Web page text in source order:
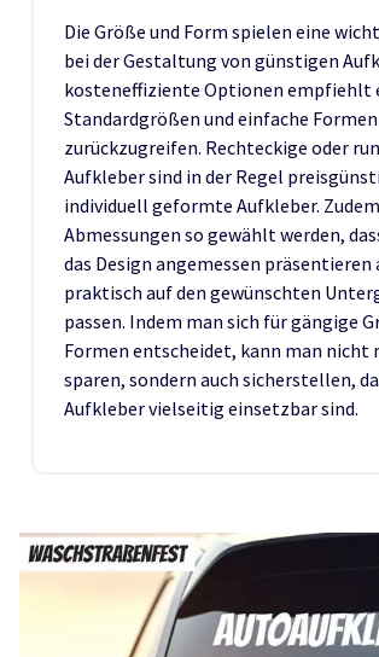
Die Größe und Form spielen eine
bei der Gestaltung von günstigen
kosteneffiziente Optionen empfiehlt
Standardgrößen und einfache Formen
zurückzugreifen. Rechteckige oder
Aufkleber sind in der Regel
individuell geformte Aufkleber.
Abmessungen so gewählt werden,
das Design angemessen präsentieren
praktisch auf den gewünschten
passen. Indem man sich für gängige
Formen entscheidet, kann man nicht
sparen, sondern auch sicherstellen,
Aufkleber vielseitig einsetzbar sind.